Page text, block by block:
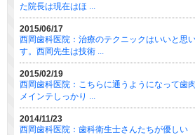
た院長は現在はほ ...
2015/06/17
西岡歯科医院：治療のテクニックはいいと思
す。西岡先生は技術 ...
2015/02/19
西岡歯科医院：こちらに通うようになって歯
メインテしっかり ...
2014/11/23
西岡歯科医院：歯科衛生士さんたちが優しい